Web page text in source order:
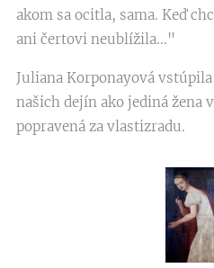
akom sa ocitla, sama. Keď
ani čertovi neublížila..."
Juliana Korponayová vstúpila
našich dejín ako jediná žena
popravená za vlastizradu.